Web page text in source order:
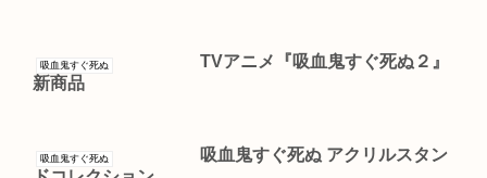
吸血鬼すぐ死ぬ
TVアニメ『吸血鬼すぐ死ぬ２』
新商品
吸血鬼すぐ死ぬ
吸血鬼すぐ死ぬ アクリルスタン